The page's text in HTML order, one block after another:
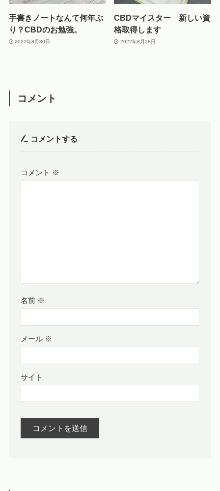
手書きノートなんて何年ぶ
り？CBDのお勉強。
2022年8月30日
CBDマイスター 新しい資
格取得します
2022年8月28日
コメント
コメントする
コメント ※
名前 ※
メール ※
サイト